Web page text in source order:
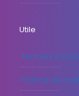
Utile
Termeni si
Politica de